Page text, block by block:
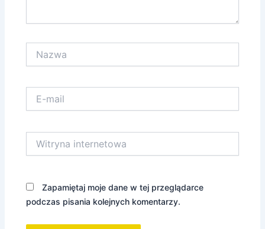
mail
internetowa
Zapamiętaj moje dane w tej przeglądarce
podczas pisania kolejnych komentarzy.